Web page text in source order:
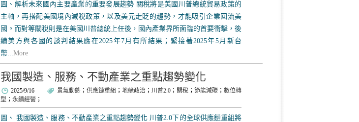
圖、解析未來國內主要產業的重要發展趨勢 關稅將是美國川普總統貿易政策的
主軸，再搭配美國境內減稅政策，以及美元走貶的趨勢，才能吸引企業回流美
國。而對等關稅則是在美國川普總統上任後，國內產業界所面臨的首要衝擊，後
續美方與各國的談判結果應在2025年7月有所結果；緊接著2025年5月新台
幣...More
我國製造、服務、不動產業之重點趨勢變化
2025/9/16 景氣動態 ； 供應鏈重組 ； 地緣政治 ； 川普2.0 ； 關稅 ； 節能減碳 ； 數位轉
型 ； 永續經營 ；
圖、 我國製造、服務、不動產業之重點趨勢變化 川普2.0下的全球供應鏈重組將